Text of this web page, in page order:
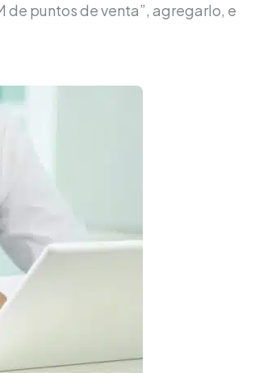
puntos de venta”, agregarlo, e